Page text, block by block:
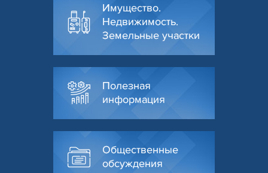
Имущество.
Недвижимость.
Земельные участки
Полезная
информация
Общественные
обсуждения